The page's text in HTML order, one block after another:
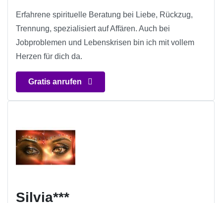
Erfahrene spirituelle Beratung bei Liebe, Rückzug,
Trennung, spezialisiert auf Affären. Auch bei
Jobproblemen und Lebenskrisen bin ich mit vollem
Herzen für dich da.
Gratis anrufen
Silvia***